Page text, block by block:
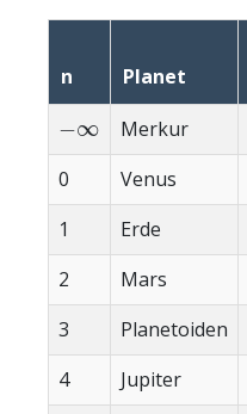
n Planet
−∞
Merkur
0
Venus
1
Erde
2
Mars
3
Planetoiden
4
Jupiter